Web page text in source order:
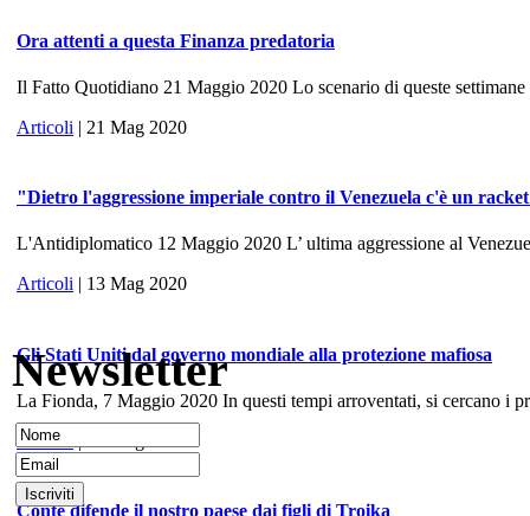
Ora attenti a questa Finanza predatoria
Il Fatto Quotidiano 21 Maggio 2020 Lo scenario di queste
Articoli | 21 Mag 2020
"Dietro l'aggressione imperiale contro il Venezuela c'è un
L'Antidiplomatico 12 Maggio 2020 L’ ultima aggressione al
Articoli | 13 Mag 2020
Gli Stati Uniti dal governo mondiale alla protezione mafiosa
La Fionda, 7 Maggio 2020 In questi tempi arroventati, si cercano i
Articoli
Conte difende il nostro paese dai figli di Troika
Newsletter